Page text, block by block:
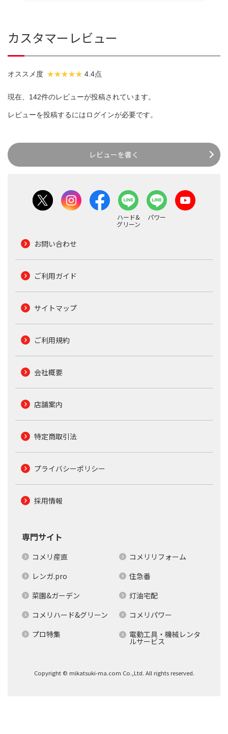
カスタマーレビュー
オススメ度 4.4点
現在、142件のレビューが投稿されています。
レビューを投稿するにはログインが必要です。
レビューを書く
ハード&
グリーン
パワー
お問い合わせ
ご利用ガイド
サイトマップ
ご利用規約
会社概要
店舗案内
特定商取引法
プライバシーポリシー
採用情報
専門サイト
コメリ産直
コメリリフォーム
レンガ.pro
住急番
菜園&ガーデン
灯油宅配
コメリハード&グリーン
コメリパワー
プロ特集
電動工具・機械レンタ
ルサービス
Copyright © mikatsuki-ma.com Co.,Ltd. All rights reserved.